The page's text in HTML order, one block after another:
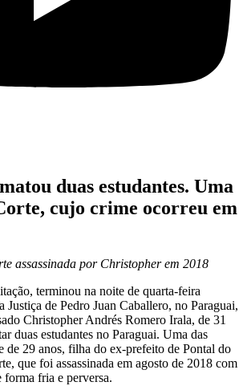
duas estudantes. Uma
cujo crime ocorreu em
assassinada por Christopher em 2018
terminou na noite de quarta-feira
Justiça de Pedro Juan Caballero, no Paraguai,
Christopher Andrés Romero Irala, de 31
duas estudantes no Paraguai. Uma das
de 29 anos, filha do ex-prefeito de Pontal do
que foi assassinada em agosto de 2018 com
forma fria e perversa.